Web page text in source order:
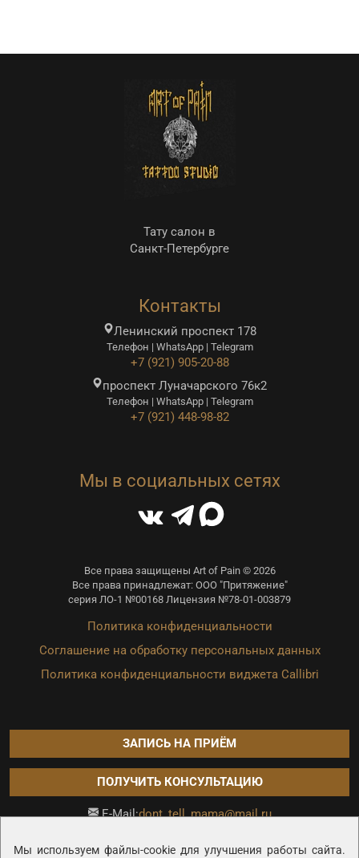
Мы используем файлы-cookie для улучшения работы сайта.
Тату салон в
Санкт-Петербурге
Контакты
Ленинский проспект 178
Телефон | WhatsApp | Telegram
+7 (921) 905-20-88
проспект Луначарского 76к2
Телефон | WhatsApp | Telegram
+7 (921) 448-98-82
Мы в социальных сетях
Все права защищены Art of Pain © 2026
Все права принадлежат: ООО "Притяжение"
серия ЛО-1 №00168 Лицензия №78-01-003879
Политика конфиденциальности
Соглашение на обработку персональных данных
Политика конфиденциальности виджета Callibri
ЗАПИСЬ НА ПРИЁМ
ПОЛУЧИТЬ КОНСУЛЬТАЦИЮ
E-Mail:dont_tell_mama@mail.ru